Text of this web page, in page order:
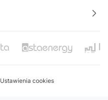
Ustawienia cookies